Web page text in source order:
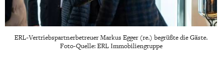
ERL-Vertriebspartnerbetreuer Markus Egger (re.) begrüßte die Gäste.
Foto-Quelle: ERL Immobiliengruppe